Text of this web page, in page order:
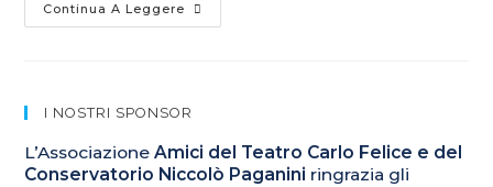
Continua A Leggere
I NOSTRI SPONSOR
L’AssociazioneAmici del Teatro Carlo Felice e del
Conservatorio Niccolò Paganini ringrazia gli